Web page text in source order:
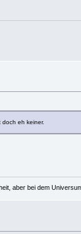
eh keiner.
aber bei dem